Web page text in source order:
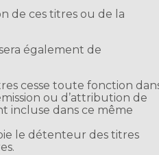
de ces titres ou de la
également de
cesse toute fonction
ou d’attribution de
incluse dans ce même
le détenteur des titres